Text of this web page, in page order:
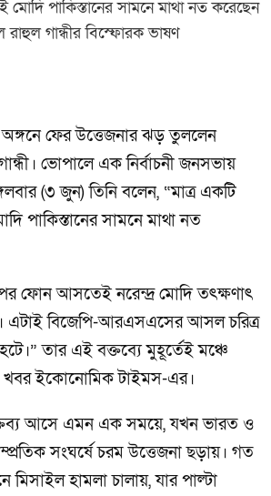
ফের উত্তেজনার ঝড় তুললেন
ভোপালে এক নির্বাচনী জনসভায়
(৩ জুন) তিনি বলেন, “মাত্র একটি
পাকিস্তানের সামনে মাথা নত
ফোন আসতেই নরেন্দ্র মোদি তৎক্ষণাৎ
এটাই বিজেপি-আরএসএসের আসল চরিত্র
তার এই বক্তব্যে মুহূর্তেই মঞ্চে
খবর ইকোনোমিক টাইমস-এর।
আসে এমন এক সময়ে, যখন ভারত ও
সংঘর্ষে চরম উত্তেজনা ছড়ায়। গত
মিসাইল হামলা চালায়, যার পাল্টা